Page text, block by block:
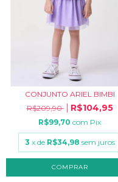
CONJUNTO ARIEL BIMBI
R$209,90
R$104,95
R$99,70 com Pix
3 x de R$34,98 sem juros
COMPRAR